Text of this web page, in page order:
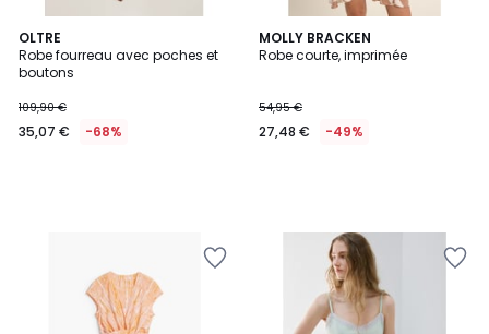
OLTRE
Robe fourreau avec poches et
boutons
109,90 €
35,07 € -68%
MOLLY BRACKEN
Robe courte, imprimée
54,95 €
27,48 € -49%